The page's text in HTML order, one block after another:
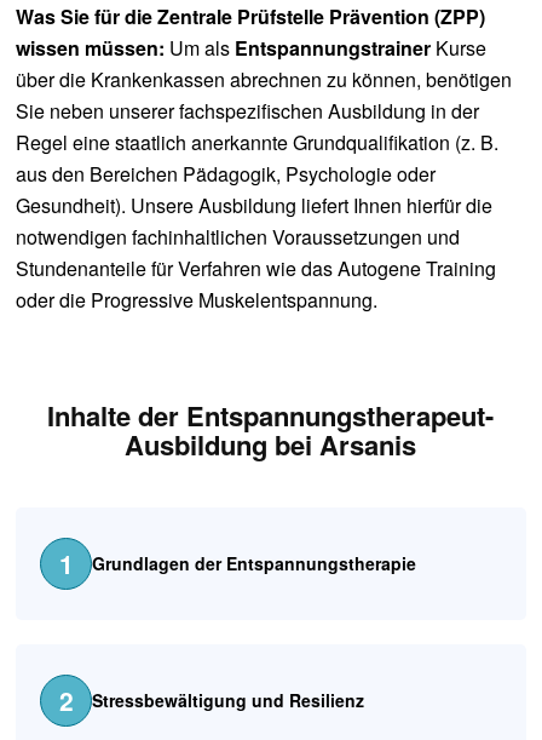
Was Sie für die Zentrale Prüfstelle Prävention (ZPP)
wissen müssen: Um als Entspannungstrainer Kurse
über die Krankenkassen abrechnen zu können, benötigen
Sie neben unserer fachspezifischen Ausbildung in der
Regel eine staatlich anerkannte Grundqualifikation (z. B.
aus den Bereichen Pädagogik, Psychologie oder
Gesundheit). Unsere Ausbildung liefert Ihnen hierfür die
notwendigen fachinhaltlichen Voraussetzungen und
Stundenanteile für Verfahren wie das Autogene Training
oder die Progressive Muskelentspannung.
Inhalte der Entspannungstherapeut-
Ausbildung bei Arsanis
1 Grundlagen der Entspannungstherapie
2 Stressbewältigung und Resilienz